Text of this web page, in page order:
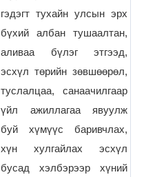
гэдэгт тухайн улсын эрх
бүхий албан тушаалтан,
аливаа бүлэг этгээд,
эсхүл төрийн зөвшөөрөл,
туслалцаа, санаачилгаар
үйл ажиллагаа явуулж
буй хүмүүс баривчлах,
хүн хулгайлах эсхүл
бусад хэлбэрээр хүний